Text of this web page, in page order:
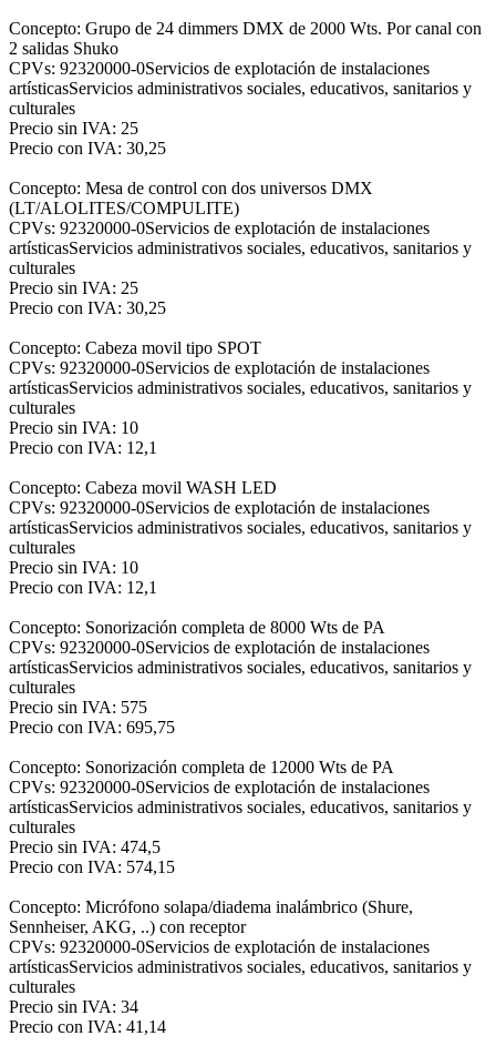
Concepto: Grupo de 24 dimmers DMX de 2000 Wts. Por canal con
2 salidas Shuko
CPVs: 92320000-0Servicios de explotación de instalaciones
artísticasServicios administrativos sociales, educativos, sanitarios y
culturales
Precio sin IVA: 25
Precio con IVA: 30,25
Concepto: Mesa de control con dos universos DMX
(LT/ALOLITES/COMPULITE)
CPVs: 92320000-0Servicios de explotación de instalaciones
artísticasServicios administrativos sociales, educativos, sanitarios y
culturales
Precio sin IVA: 25
Precio con IVA: 30,25
Concepto: Cabeza movil tipo SPOT
CPVs: 92320000-0Servicios de explotación de instalaciones
artísticasServicios administrativos sociales, educativos, sanitarios y
culturales
Precio sin IVA: 10
Precio con IVA: 12,1
Concepto: Cabeza movil WASH LED
CPVs: 92320000-0Servicios de explotación de instalaciones
artísticasServicios administrativos sociales, educativos, sanitarios y
culturales
Precio sin IVA: 10
Precio con IVA: 12,1
Concepto: Sonorización completa de 8000 Wts de PA
CPVs: 92320000-0Servicios de explotación de instalaciones
artísticasServicios administrativos sociales, educativos, sanitarios y
culturales
Precio sin IVA: 575
Precio con IVA: 695,75
Concepto: Sonorización completa de 12000 Wts de PA
CPVs: 92320000-0Servicios de explotación de instalaciones
artísticasServicios administrativos sociales, educativos, sanitarios y
culturales
Precio sin IVA: 474,5
Precio con IVA: 574,15
Concepto: Micrófono solapa/diadema inalámbrico (Shure,
Sennheiser, AKG, ..) con receptor
CPVs: 92320000-0Servicios de explotación de instalaciones
artísticasServicios administrativos sociales, educativos, sanitarios y
culturales
Precio sin IVA: 34
Precio con IVA: 41,14